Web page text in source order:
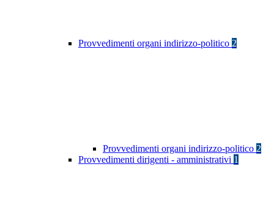
Provvedimenti organi indirizzo-politico 2
Provvedimenti organi indirizzo-politico 2
Provvedimenti dirigenti - amministrativi 1